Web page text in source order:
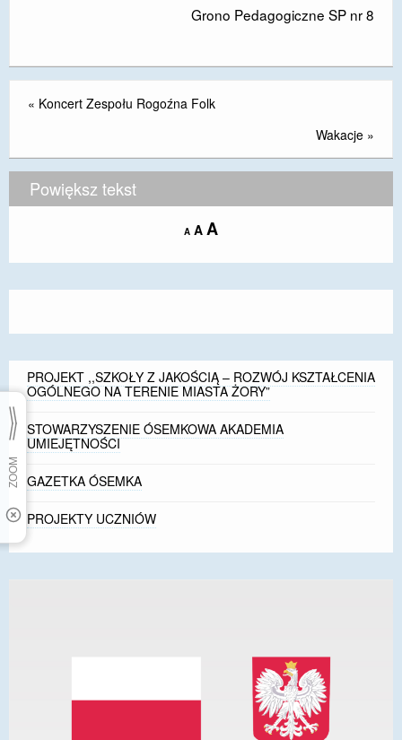
Grono Pedagogiczne SP nr 8
« Koncert Zespołu Rogoźna Folk
Wakacje »
Powiększ tekst
A Decrease
size.
A Reset
size.
AIncrease
size.
PROJEKT ,,SZKOŁY Z JAKOŚCIĄ – ROZWÓJ KSZTAŁCENIA
OGÓLNEGO NA TERENIE MIASTA ŻORY”
STOWARZYSZENIE ÓSEMKOWA AKADEMIA
UMIEJĘTNOŚCI
GAZETKA ÓSEMKA
PROJEKTY UCZNIÓW